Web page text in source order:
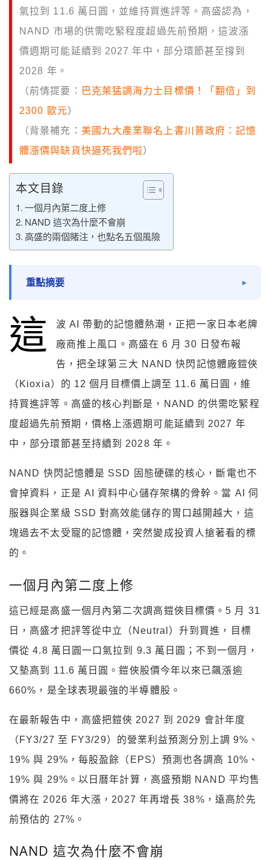
氣拉到 11.6 萬日圓，並維持買進評等。高盛認為，
NAND 市場的供需吃緊程度超過先前預期，這波漲
價週期可能延續到 2027 年中，部分環節甚至撐到
2028 年。
（前情提要：
巴克萊猛調海力士目標價！「翻倍」到
2300 歐元）
（背景補充： 美國九大產業聯名上書川普政府：記憶
體漲價與缺貨快逼死我們啦）
本文目錄
一個月內第二度上修
NAND 這次為什麼不會崩
高盛的兩個賭注，也點名五個風險
重點摘要
這
波 AI 帶動的記憶體熱潮，正把一家日本老牌
廠商推上風口。高盛在 6 月 30 日發布報
告，把全球第三大 NAND 快閃記憶體廠鎧俠
（Kioxia）的 12 個月目標價上調至 11.6 萬日圓，維
持買進評等。高盛的核心判斷是，NAND 的供需吃緊程
度超過先前預期，價格上漲週期可能延續到 2027 年
中，部分環節甚至持續到 2028 年。
NAND 快閃記憶體是 SSD 固態硬碟的核心，斷電也不
會掉資料，正是 AI 資料中心儲存架構的骨幹。當 AI 伺
服器與企業級 SSD 對高效能儲存的胃口越開越大，這
塊過去不太受寵的記憶體，突然變成投資人搶著看的標
的。
一個月內第二度上修
這已經是高盛一個月內第二次調高鎧俠目標價。5 月 31
日，高盛才把評等從中立（Neutral）升到買進，目標
價從 4.8 萬日圓一口氣拉到 9.3 萬日圓；不到一個月，
又墊高到 11.6 萬日圓。鎧俠股價今年以來已飆漲逾
660%，是全球表現最強的半導體股。
在最新報告中，高盛把鎧俠 2027 到 2029 會計年度
（FY3/27 至 FY3/29）的營業利益預測分別上調 9%、
19% 與 29%，每股盈餘（EPS）預測也各調高 10%、
19% 與 29%。以日曆年計算，高盛預期 NAND 平均售
價將在 2026 年大漲，2027 年再增長 38%，遠高於先
前預估的 27%。
NAND 這次為什麼不會崩